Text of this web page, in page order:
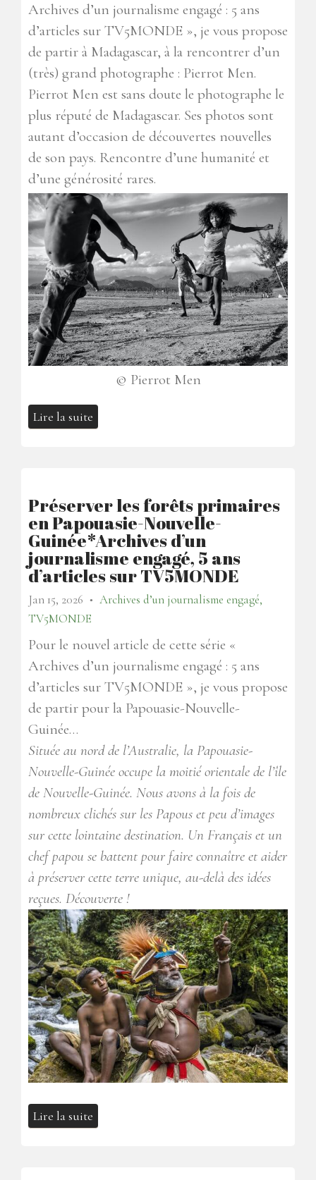
Archives d’un journalisme engagé : 5 ans
d’articles sur TV5MONDE », je vous propose
de partir à Madagascar, à la rencontrer d’un
(très) grand photographe : Pierrot Men.
Pierrot Men est sans doute le photographe le
plus réputé de Madagascar. Ses photos sont
autant d’occasion de découvertes nouvelles
de son pays. Rencontre d’une humanité et
d’une générosité rares.
© Pierrot Men
Lire la suite
Préserver les forêts primaires
en Papouasie-Nouvelle-
Guinée*Archives d’un
journalisme engagé, 5 ans
d’articles sur TV5MONDE
Jan 15, 2026 ●
Archives d’un journalisme engagé,
TV5MONDE
Pour le nouvel article de cette série «
Archives d’un journalisme engagé : 5 ans
d’articles sur TV5MONDE », je vous propose
de partir pour la Papouasie-Nouvelle-
Guinée…
Située au nord de l’Australie, la Papouasie-
Nouvelle-Guinée occupe la moitié orientale de l’île
de Nouvelle-Guinée. Nous avons à la fois de
nombreux clichés sur les Papous et peu d’images
sur cette lointaine destination. Un Français et un
chef papou se battent pour faire connaître et aider
à préserver cette terre unique, au-delà des idées
reçues. Découverte !
Lire la suite